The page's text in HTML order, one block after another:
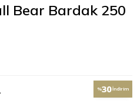
Bear Bardak 250
%30İndirim